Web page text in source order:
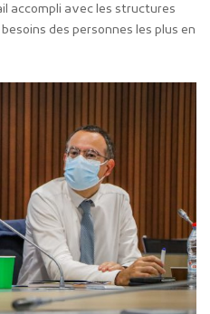
accompli avec les structures
des personnes les plus en